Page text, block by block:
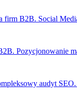
firm B2B. Social
Pozycjonowanie
audyt SEO.